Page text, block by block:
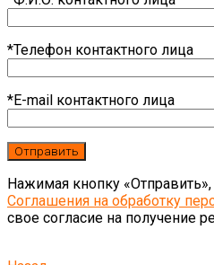
*Телефон контактного лица
*E-mail контактного лица
Нажимая кнопку
Соглашения на обработку
свое согласие на получение